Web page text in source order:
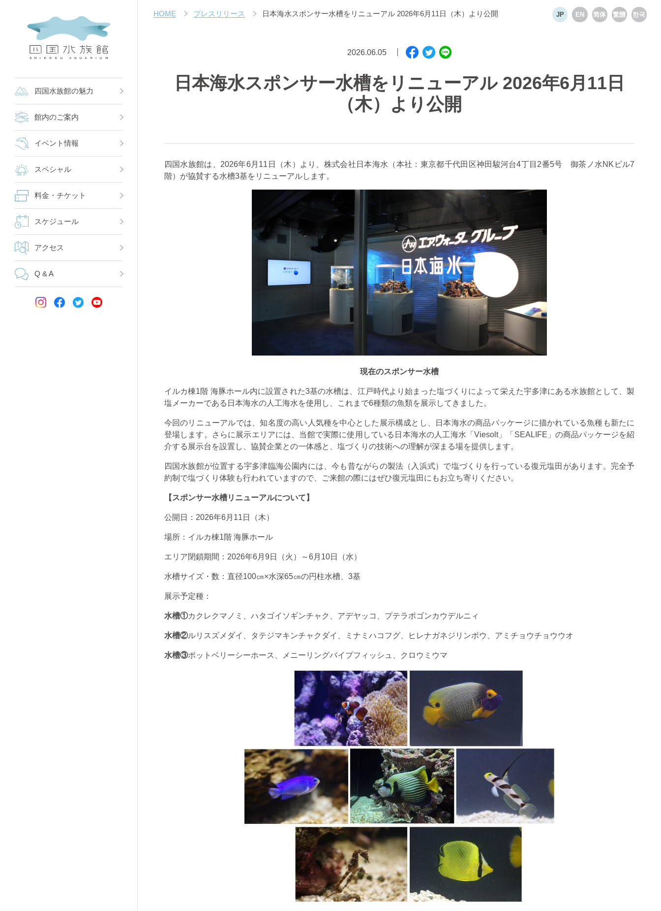
JP EN 简体 繁體 한국
四国水族館の魅力
館内のご案内
イベント情報
スペシャル
料金・チケット
スケジュール
アクセス
Q & A
HOME プレスリリース 日本海水スポンサー水槽をリニューアル 2026年6月11日（木）より公開
2026.06.05
日本海水スポンサー水槽をリニューアル 2026年6月11日
（木）より公開
四国水族館は、 2026年6月 11 日（木）より、株式会社日本海水（本社：東京都千代田区神田駿河台4丁目 2番5号 御茶ノ水NK ビル7
階）が協賛する水槽3基をリニューアルします。
現在のスポンサー水槽
イルカ棟1階 海豚ホール内に設置された3基の水槽は、江戸時代より始まった塩づくりによって栄えた宇多津にある水族館として、製
塩メーカーである日本海水の人工海水を使用し、これまで6種類の魚類を展示してきました。
今回のリニューアルでは、知名度の高い人気種を中心とした展示構成とし、日本海水の商品パッケージに描かれている魚種も新たに
登場します。さらに展示エリアには、当館で実際に使用している日本海水の人工海水「Viesolt」「SEALIFE 」の商品パッケージを紹
介する展示台を設置し、協賛企業との一体感と、塩づくりの技術への理解が深まる場を提供します。
四国水族館が位置する宇多津臨海公園内には、今も昔ながらの製法（入浜式）で塩づくりを行っている復元塩田があります。完全予
約制で塩づくり体験も行われていますので、ご来館の際にはぜひ復元塩田にもお立ち寄りください。
【スポンサー水槽リニューアルについて】
公開日： 2026年6月 11日（木）
場所：イルカ棟1階 海豚ホール
エリア閉鎖期間： 2026年6月9日（火）～6月 10日（水）
水槽サイズ・数：直径100㎝×水深65㎝の円柱水槽、 3基
展示予定種：
水槽①カクレクマノミ、ハタゴイソギンチャク、アデヤッコ、プテラポゴンカウデルニィ
水槽②ルリスズメダイ、タテジマキンチャクダイ、ミナミハコフグ、ヒレナガネジリンボウ、アミチョウチョウウオ
水槽③ポットベリーシーホース、メニーリングパイプフィッシュ、クロウミウマ